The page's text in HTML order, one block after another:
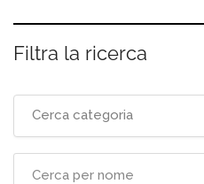
Filtra la ricerca
Cerca categoria